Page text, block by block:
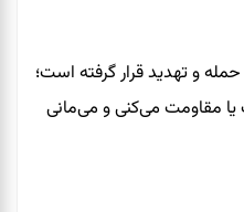
و تهدید قرار گرفته است؛
مقاومت می‌کنی و می‌مانی